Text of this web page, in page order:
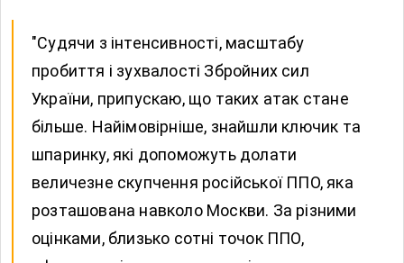
"Судячи з інтенсивності, масштабу
пробиття і зухвалості Збройних сил
України, припускаю, що таких атак стане
більше. Найімовірніше, знайшли ключик та
шпаринку, які допоможуть долати
величезне скупчення російської ППО, яка
розташована навколо Москви. За різними
оцінками, близько сотні точок ППО,